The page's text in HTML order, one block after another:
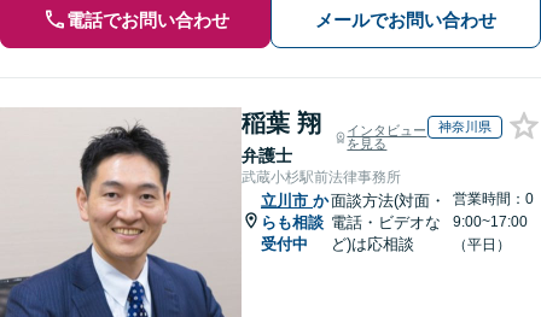
電話でお問い合わせ メールでお問い合わせ
稲葉 翔
弁護士
インタビュー
を見る
神奈川県
武蔵小杉駅前法律事務所
立川市 か
らも相談
受付中
面談方法(対面・
電話・ビデオな
ど)は応相談
営業時間：0
9:00~17:00
（平日）